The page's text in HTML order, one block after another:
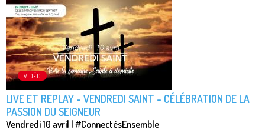
VIDÉO
LIVE ET REPLAY - VENDREDI SAINT - CÉLÉBRATION DE LA
PASSION DU SEIGNEUR
Vendredi 10 avril | #ConnectésEnsemble